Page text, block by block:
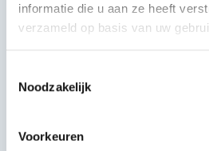
informatie die u aan ze heeft
verzameld op basis van uw
Noodzakelijk
Voorkeuren
8x
Frame
Platform
Platform